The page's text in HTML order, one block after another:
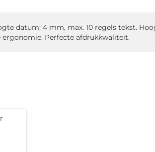
datum: 4 mm, max. 10 regels tekst.
Perfecte afdrukkwaliteit.